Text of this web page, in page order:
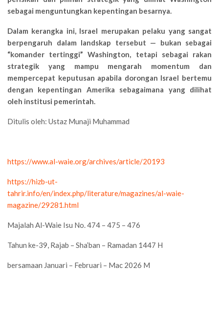
sebagai menguntungkan kepentingan besarnya.
Dalam kerangka ini, Israel merupakan pelaku yang sangat
berpengaruh dalam landskap tersebut — bukan sebagai
“komander tertinggi” Washington, tetapi sebagai rakan
strategik yang mampu mengarah momentum dan
mempercepat keputusan apabila dorongan Israel bertemu
dengan kepentingan Amerika sebagaimana yang dilihat
oleh institusi pemerintah.
Ditulis oleh: Ustaz Munaji Muhammad
https://www.al-waie.org/archives/article/20193
https://hizb-ut-
tahrir.info/en/index.php/literature/magazines/al-waie-
magazine/29281.html
Majalah Al-Waie Isu No. 474 – 475 – 476
Tahun ke-39, Rajab – Sha’ban – Ramadan 1447 H
bersamaan Januari – Februari – Mac 2026 M